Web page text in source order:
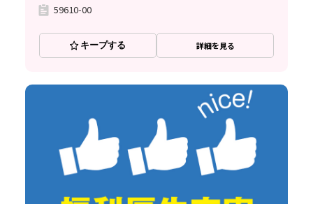
59610-00
キープする 詳細を見る